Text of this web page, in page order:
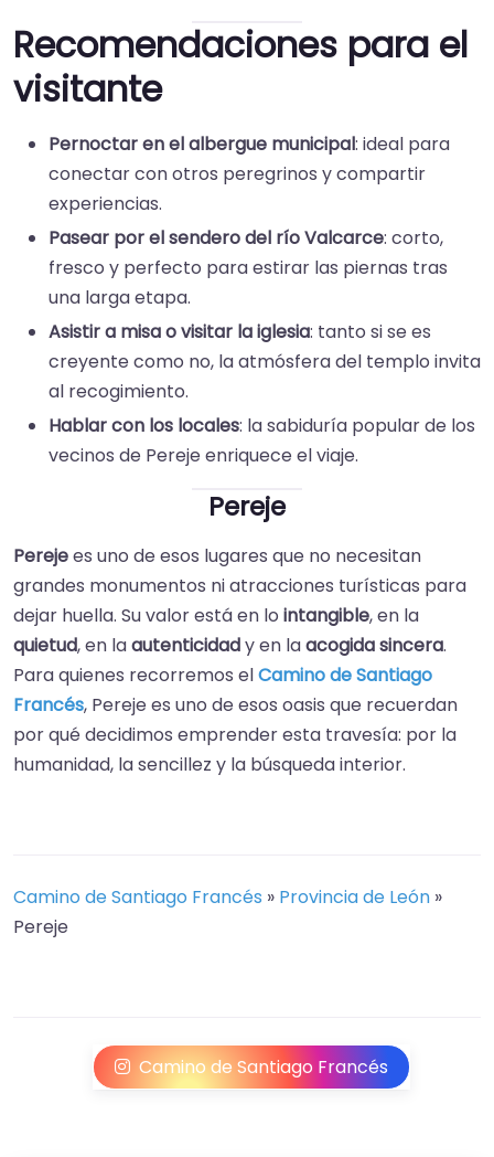
Recomendaciones para el
visitante
Pernoctar en el albergue municipal: ideal para
conectar con otros peregrinos y compartir
experiencias.
Pasear por el sendero del río Valcarce: corto,
fresco y perfecto para estirar las piernas tras
una larga etapa.
Asistir a misa o visitar la iglesia: tanto si se es
creyente como no, la atmósfera del templo invita
al recogimiento.
Hablar con los locales: la sabiduría popular de los
vecinos de Pereje enriquece el viaje.
Pereje
Perejees uno de esos lugares que no necesitan
grandes monumentos ni atracciones turísticas para
dejar huella. Su valor está en lo intangible, en la
quietud, en laautenticidady en laacogida sincera.
Para quienes recorremos elCamino de Santiago
Francés, Pereje es uno de esos oasis que recuerdan
por qué decidimos emprender esta travesía: por la
humanidad, la sencillez y la búsqueda interior.
Camino de Santiago Francés » Provincia de León »
Pereje
Camino de Santiago Francés